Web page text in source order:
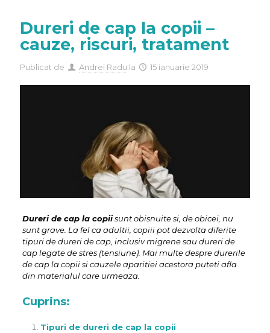
Dureri de cap la copii –
cauze, riscuri, tratament
Publicat de Andrei Radu la 15 ianuarie 2019
Dureri de cap la copiisunt obisnuite si, de obicei, nu
sunt grave. La fel ca adultii, copiii pot dezvolta diferite
tipuri de dureri de cap, inclusiv migrene sau dureri de
cap legate de stres (tensiune). Mai multe despre durerile
de cap la copii si cauzele aparitiei acestora puteti afla
din materialul care urmeaza.
Cuprins:
Tipuri de dureri de cap la copii